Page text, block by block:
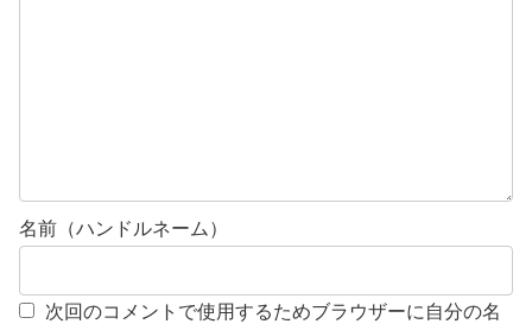
名前（ハンドルネーム）
次回のコメントで使用するためブラウザーに自分の名